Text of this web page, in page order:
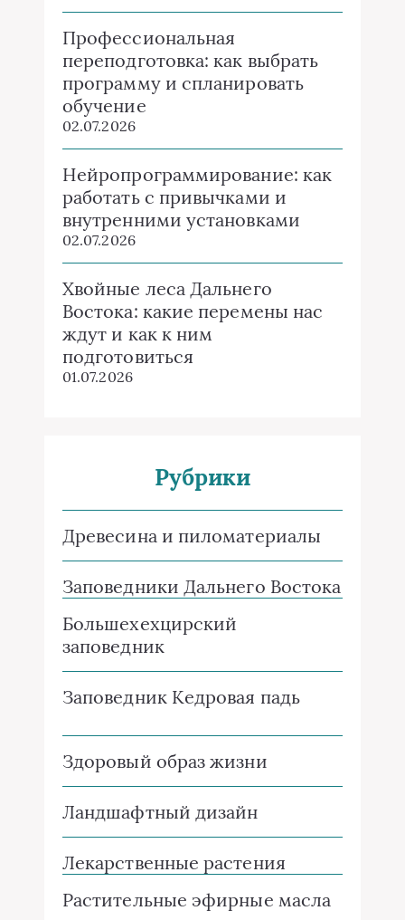
Профессиональная
переподготовка: как выбрать
программу и спланировать
обучение
02.07.2026
Нейропрограммирование: как
работать с привычками и
внутренними установками
02.07.2026
Хвойные леса Дальнего
Востока: какие перемены нас
ждут и как к ним
подготовиться
01.07.2026
Рубрики
Древесина и пиломатериалы
Заповедники Дальнего Востока
Большехехцирский
заповедник
Заповедник Кедровая падь
Здоровый образ жизни
Ландшафтный дизайн
Лекарственные растения
Растительные эфирные масла